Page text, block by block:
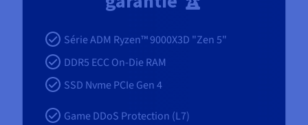
Série ADM Ryzen™ 9000X3D "Zen 5"
DDR5 ECC On-Die RAM
SSD Nvme PCIe Gen 4
Game DDoS Protection (L7)